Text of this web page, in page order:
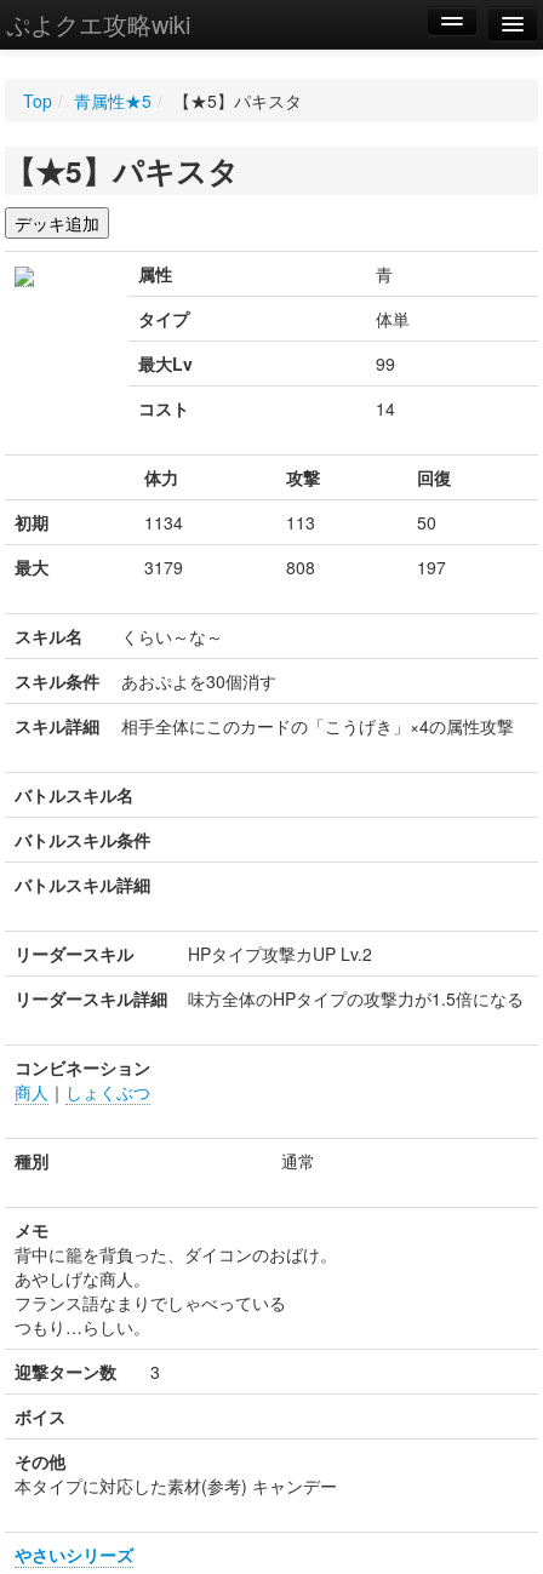
ぷよクエ攻略wiki
WIKI
設定
Top / 青属性★5 / 【★5】パキスタ
【★5】パキスタ
属性
青
タイプ
体単
最大Lv
99
コスト
14
体力 攻撃
回復
初期
1134 113
50
最大
3179 808 197
スキル名
くらい～な～
スキル条件
あおぷよを30個消す
スキル詳細
相手全体にこのカードの「こうげき」×4の属性攻撃
バトルスキル名
バトルスキル条件
バトルスキル詳細
リーダースキル
HPタイプ攻撃カUP Lv.2
リーダースキル詳細
味方全体のHPタイプの攻撃力が1.5倍になる
コンビネーション
商人 ｜ しょくぶつ
種別 通常
メモ
背中に籠を背負った、ダイコンのおばけ。
あやしげな商人。
フランス語なまりでしゃべっている
つもり…らしい。
迎撃ターン数 3
ボイス
その他
本タイプに対応した素材(参考) キャンデー
やさいシリーズ